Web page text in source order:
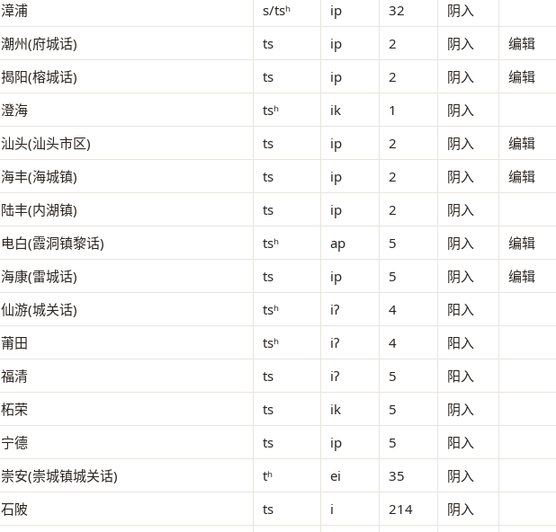
漳浦 s/tsʰ ip 32
阴入
潮州(府城话) ts ip 2 阴入
编辑
揭阳(榕城话) ts ip 2 阴入
编辑
澄海 tsʰ ik 1
阴入
汕头(汕头市区) ts ip 2 阴入
编辑
海丰(海城镇) ts ip 2 阴入
编辑
陆丰(内湖镇) ts ip 2
阴入
电白(霞洞镇黎话) tsʰ ap 5 阴入
编辑
海康(雷城话) ts ip 5 阴入
编辑
仙游(城关话) tsʰ iʔ 4
阳入
莆田 tsʰ iʔ 4
阳入
福清 ts iʔ 5
阳入
柘荣 ts ik 5
阴入
宁德 ts ip 5
阳入
崇安(崇城镇城关话) tʰ ei 35
阴入
石陂 ts i 214
阴入